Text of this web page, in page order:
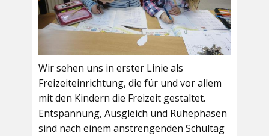
Wir sehen uns in erster Linie als
Freizeiteinrichtung, die für und vor allem
mit den Kindern die Freizeit gestaltet.
Entspannung, Ausgleich und Ruhephasen
sind nach einem anstrengenden Schultag